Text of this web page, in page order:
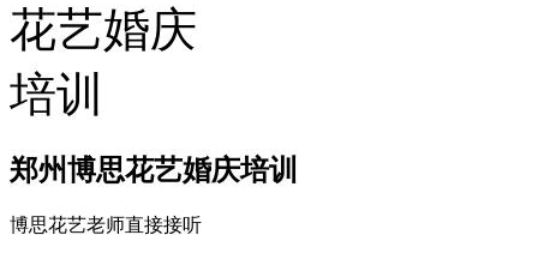
郑州博思花艺婚庆培训
博思花艺老师直接接听